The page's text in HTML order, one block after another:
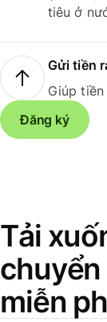
tiêu ở
Gửi tiền
Giúp
Đăng ký
Tải
miễn